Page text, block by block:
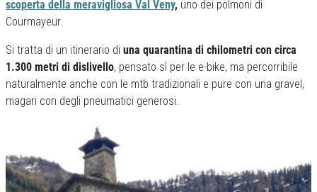
scoperta della meravigliosa Val Veny, uno dei polmoni di
Courmayeur.
Si tratta di un itinerario di una quarantina di chilometri con circa
1.300 metri di dislivello, pensato sì per le e-bike, ma percorribile
naturalmente anche con le mtb tradizionali e pure con una gravel,
magari con degli pneumatici generosi.